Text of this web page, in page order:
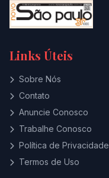
Links Úteis
Sobre Nós
Contato
Anuncie Conosco
Trabalhe Conosco
Política de Privacidade
Termos de Uso